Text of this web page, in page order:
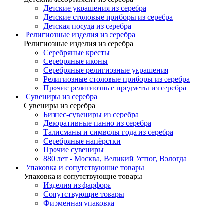
Детские украшения из серебра
Детские столовые приборы из серебра
Детская посуда из серебра
Религиозные изделия из серебра
Религиозные изделия из серебра
Серебряные кресты
Серебряные иконы
Серебряные религиозные украшения
Религиозные столовые приборы из серебра
Прочие религиозные предметы из серебра
Сувениры из серебра
Сувениры из серебра
Бизнес-сувениры из серебра
Декоративные панно из серебра
Талисманы и символы года из серебра
Серебряные напёрстки
Прочие сувениры
880 лет - Москва, Великий Устюг, Вологда
Упаковка и сопутствующие товары
Упаковка и сопутствующие товары
Изделия из фарфора
Сопутствующие товары
Фирменная упаковка